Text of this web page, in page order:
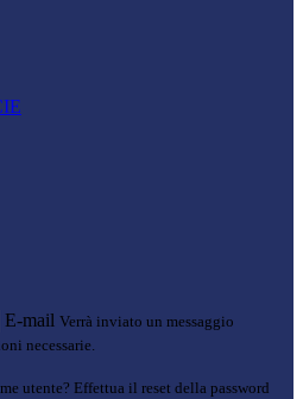
E-mail Verrà inviato un messaggio
necessarie.
utente? Effettua il reset della password